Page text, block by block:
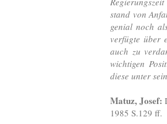
stand von
genial noch
verfügte über
auch zu
wichtigen
diese unter
Matuz, Josef:
1985 S.129 ff.